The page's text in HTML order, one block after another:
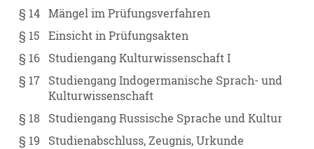
§ 14
Mängel im Prüfungsverfahren
§ 15
Einsicht in Prüfungsakten
§ 16
Studiengang Kulturwissenschaft I
§ 17
Studiengang Indogermanische Sprach- und
Kulturwissenschaft
§ 18
Studiengang Russische Sprache und Kultur
§ 19
Studienabschluss, Zeugnis, Urkunde